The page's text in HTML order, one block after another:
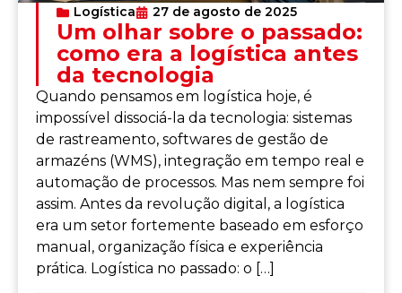
Logística 27 de agosto de 2025
Um olhar sobre o passado:
como era a logística antes
da tecnologia
Quando pensamos em logística hoje, é
impossível dissociá-la da tecnologia: sistemas
de rastreamento, softwares de gestão de
armazéns (WMS), integração em tempo real e
automação de processos. Mas nem sempre foi
assim. Antes da revolução digital, a logística
era um setor fortemente baseado em esforço
manual, organização física e experiência
prática. Logística no passado: o […]